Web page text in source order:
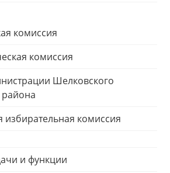
комиссия
комиссия
Шелковского
избирательная комиссия
и функции